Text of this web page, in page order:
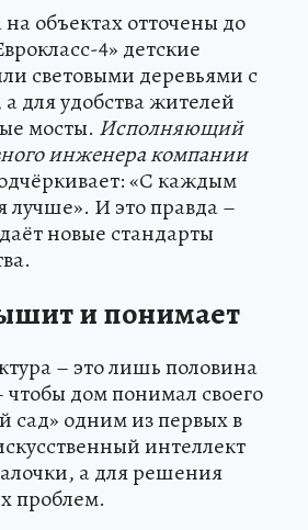
объектах отточены до
4» детские
световыми деревьями с
для удобства жителей
мосты. Исполняющий
инженера компании
«С каждым
лучше». И это правда –
новые стандарты
и понимает
– это лишь половина
чтобы дом понимал своего
сад» одним из первых в
интеллект
а для решения
проблем.